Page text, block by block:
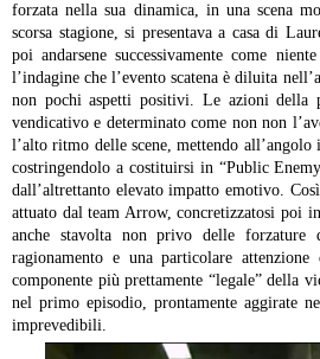
forzata nella sua dinamica, in una scena
scorsa stagione, si presentava a casa di
poi andarsene successivamente come
l’indagine che l’evento scatena è diluita
non pochi aspetti positivi. Le azioni della
vendicativo e determinato come non non
l’alto ritmo delle scene, mettendo all’angolo
costringendolo a costituirsi in “Public
dall’altrettanto elevato impatto emotivo.
attuato dal team Arrow, concretizzatosi poi
anche stavolta non privo delle forzature
ragionamento e una particolare
componente più prettamente “legale” della
nel primo episodio, prontamente aggirate
imprevedibili.